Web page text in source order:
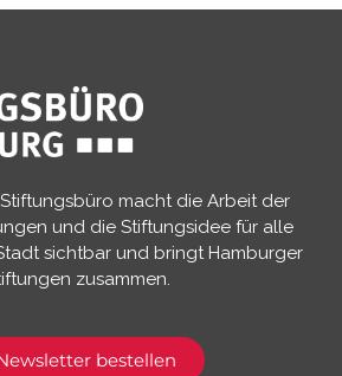
macht die Arbeit der
und die Stiftungsidee für alle
sichtbar und bringt Hamburger
zusammen.​
bestellen